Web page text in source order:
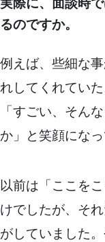
実際に、面談時
るのですか。
例えば、些細な
れしてくれてい
「すごい、そん
か」と笑顔にな
以前は「ここを
けでしたが、そ
がしていました